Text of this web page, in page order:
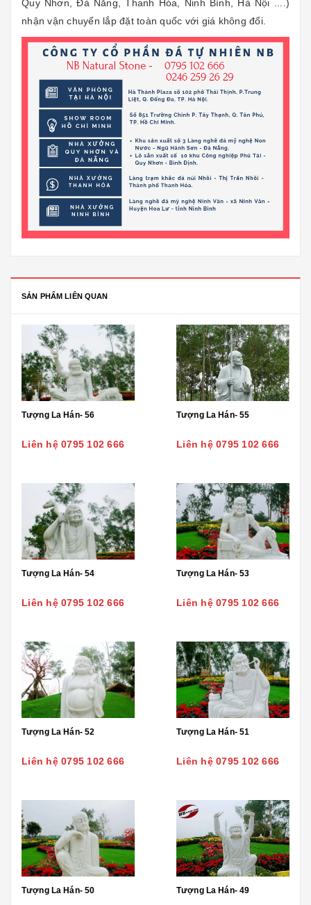
Quy Nhơn, Đà Nẵng, Thanh Hóa, Ninh Bình, Hà Nội ....)
nhận vận chuyển lắp đặt toàn quốc với giá không đổi.
SẢN PHẨM LIÊN QUAN
Tượng La Hán- 56
Liên hệ 0795 102 666
Tượng La Hán- 55
Liên hệ 0795 102 666
Tượng La Hán- 54
Liên hệ 0795 102 666
Tượng La Hán- 53
Liên hệ 0795 102 666
Tượng La Hán- 52
Liên hệ 0795 102 666
Tượng La Hán- 51
Liên hệ 0795 102 666
Tượng La Hán- 50 Tượng La Hán- 49